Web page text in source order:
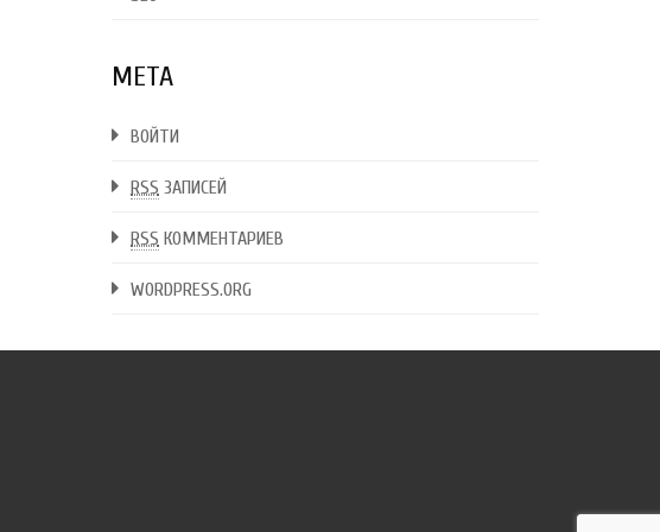
МЕТА
ВОЙТИ
RSS ЗАПИСЕЙ
RSS КОММЕНТАРИЕВ
WORDPRESS.ORG